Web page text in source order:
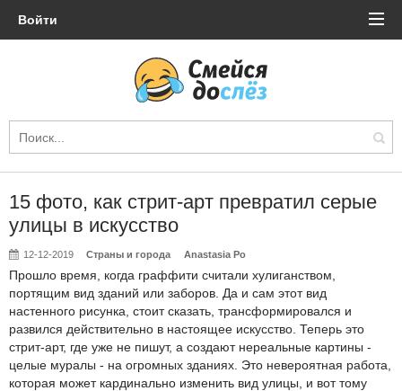
Войти
15 фото, как стрит-арт превратил серые
улицы в искусство
12-12-2019 Страны и города Anastasia Po
Прошло время, когда граффити считали хулиганством,
портящим вид зданий или заборов. Да и сам этот вид
настенного рисунка, стоит сказать, трансформировался и
развился действительно в настоящее искусство. Теперь это
стрит-арт, где уже не пишут, а создают нереальные картины -
целые муралы - на огромных зданиях. Это невероятная работа,
которая может кардинально изменить вид улицы, и вот тому